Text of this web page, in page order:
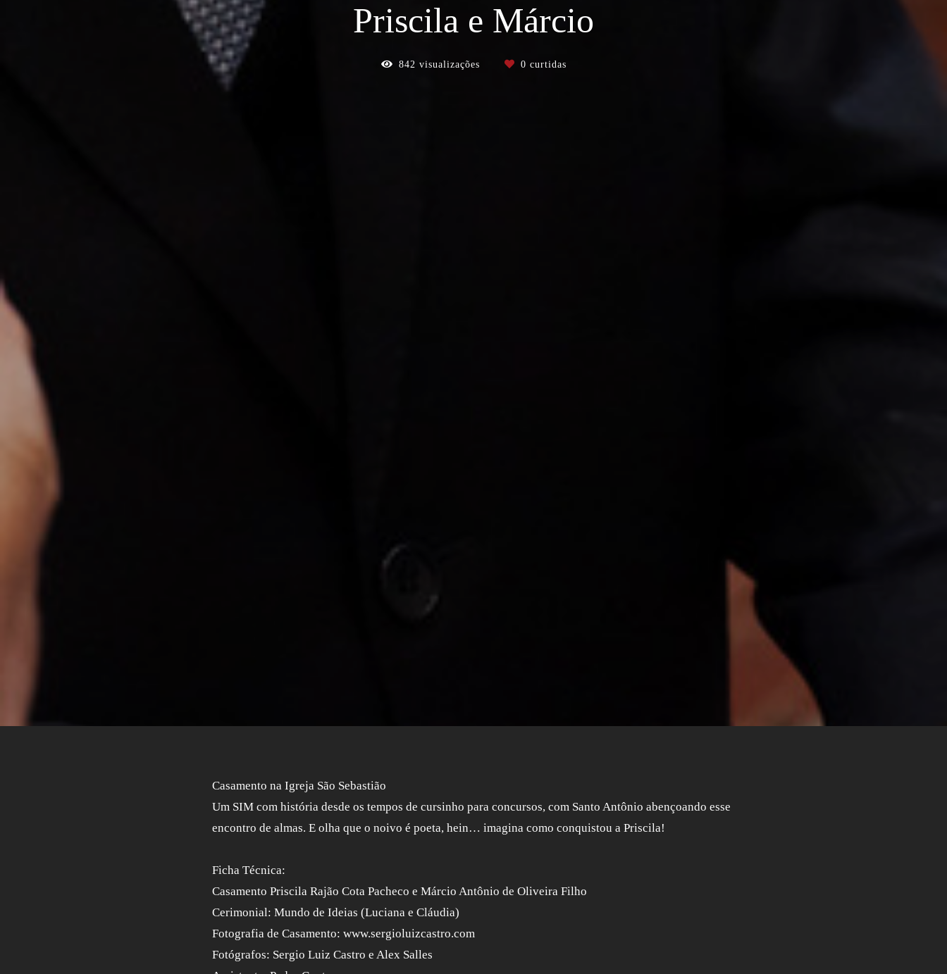
Priscila e Márcio
842 visualizações 0 curtidas
Casamento na Igreja São Sebastião
Um SIM com história desde os tempos de cursinho para concursos, com Santo Antônio abençoando esse
encontro de almas. E olha que o noivo é poeta, hein… imagina como conquistou a Priscila!
Ficha Técnica:
Casamento Priscila Rajão Cota Pacheco e Márcio Antônio de Oliveira Filho
Cerimonial: Mundo de Ideias (Luciana e Cláudia)
Fotografia de Casamento: www.sergioluizcastro.com
Fotógrafos: Sergio Luiz Castro e Alex Salles